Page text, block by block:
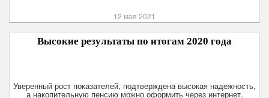
12 мая 2021
Высокие результаты по итогам 2020 года
Уверенный рост показателей, подтверждена высокая надежность,
а накопительную пенсию можно оформить через интернет.